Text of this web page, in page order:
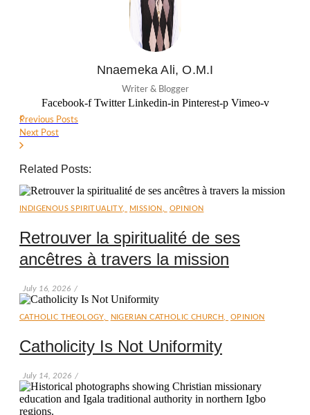
Nnaemeka Ali, O.M.I
Writer & Blogger
Facebook-f Twitter Linkedin-in Pinterest-p Vimeo-v
Previous Posts
Next Post
Related Posts:
INDIGENOUS SPIRITUALITY, MISSION OPINION
Retrouver la spiritualité de ses
ancêtres à travers la mission
July 16, 2026 /
CATHOLIC THEOLOGY, NIGERIAN CATHOLIC CHURCH OPINION
Catholicity Is Not Uniformity
July 14, 2026 /